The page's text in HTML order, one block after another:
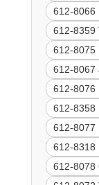
612-8066
612-8359
612-8075
612-8067
612-8076
612-8358
612-8077
612-8318
612-8078